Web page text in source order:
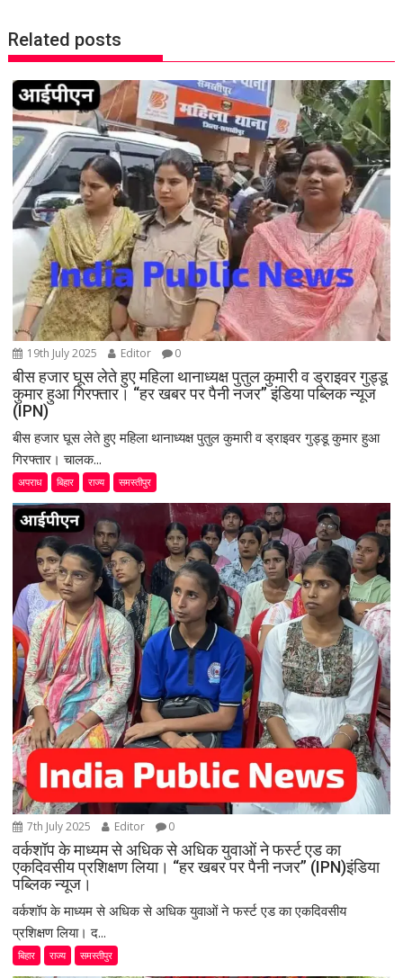
v
i
g
a
t
i
o
n
Related posts
19th July 2025 Editor 0
बीस हजार घूस लेते हुए महिला थानाध्यक्ष पुतुल कुमारी व ड्राइवर गुड्डू
कुमार हुआ गिरफ्तार। “हर खबर पर पैनी नजर” इंडिया पब्लिक न्यूज
(IPN)
बीस हजार घूस लेते हुए महिला थानाध्यक्ष पुतुल कुमारी व ड्राइवर गुड्डू कुमार हुआ
गिरफ्तार। चालक...
अपराध बिहार राज्य समस्तीपुर
7th July 2025 Editor 0
वर्कशॉप के माध्यम से अधिक से अधिक युवाओं ने फर्स्ट एड का
एकदिवसीय प्रशिक्षण लिया। “हर खबर पर पैनी नजर” (IPN)इंडिया
पब्लिक न्यूज।
वर्कशॉप के माध्यम से अधिक से अधिक युवाओं ने फर्स्ट एड का एकदिवसीय
प्रशिक्षण लिया। द...
बिहार राज्य समस्तीपुर